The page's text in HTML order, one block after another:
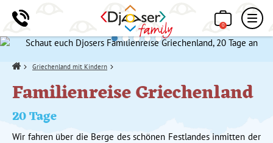
0
Home Griechenland mit Kindern
Familienreise Griechenland
20 Tage
Wir fahren über die Berge des schönen Festlandes inmitten der